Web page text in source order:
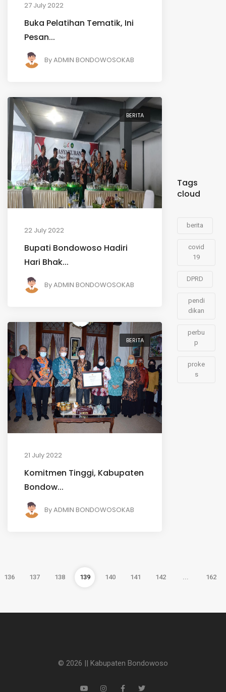
27 July 2022
Buka Pelatihan Tematik, Ini
Pesan...
ByADMIN BONDOWOSOKAB
BERITA
22 July 2022
Bupati Bondowoso Hadiri
Hari Bhak...
ByADMIN BONDOWOSOKAB
BERITA
21 July 2022
Komitmen Tinggi, Kabupaten
Bondow...
ByADMIN BONDOWOSOKAB
136 137 138 139 140 141 142 ... 162
Tags
cloud
berita
covid
19
DPRD
pendi
dikan
perbu
p
proke
s
© 2026 || Kabupaten Bondowoso